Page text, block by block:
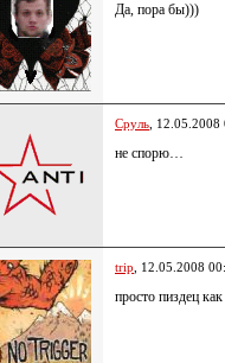
Да, пора бы)))
Сруль ,
не спорю…
trip , 12.05.2008
просто пиздец